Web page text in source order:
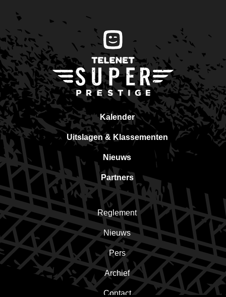
Kalender
Uitslagen & Klassementen
Nieuws
Partners
Reglement
Nieuws
Pers
Archief
Contact